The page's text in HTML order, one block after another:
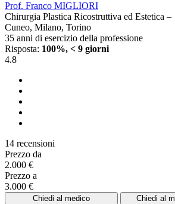
Prof. Franco MIGLIORI
Chirurgia Plastica Ricostruttiva ed Estetica –
Cuneo, Milano, Torino
35 anni di esercizio della professione
Risposta: 100%, < 9 giorni
4.8
14 recensioni
Prezzo da
2.000 €
Prezzo a
3.000 €
Chiedi al medico Chiedi al